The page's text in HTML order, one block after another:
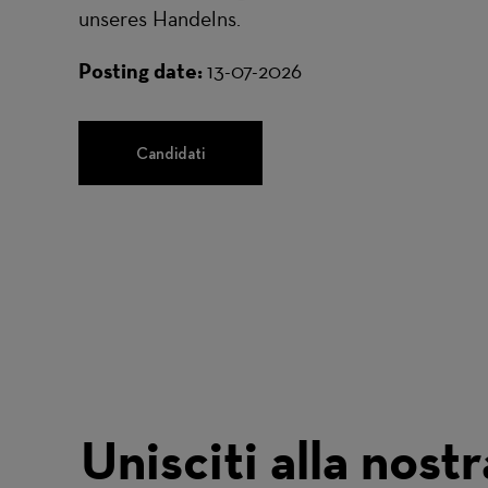
unseres Handelns.
Posting date:13-07-2026
Candidati
Unisciti alla